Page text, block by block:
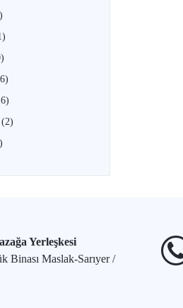
(2)
Yerleşkesi
Binası Maslak-Sarıyer /